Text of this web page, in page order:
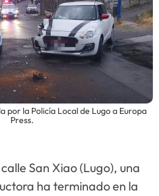
por la Policía Local de Lugo a Europa
Press.
San Xiao (Lugo), una
ha terminado en la